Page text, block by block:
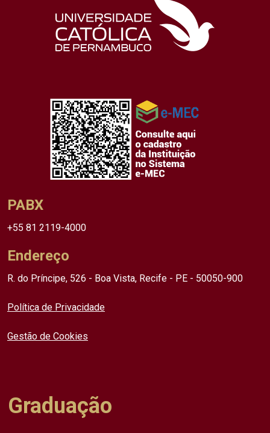
PABX
+55 81 2119-4000
Endereço
R. do Príncipe, 526 - Boa Vista, Recife - PE - 50050-900
Política de Privacidade
Gestão de Cookies
Graduação